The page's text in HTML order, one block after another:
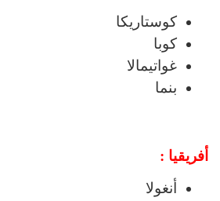
كوستاريكا
كوبا
غواتيمالا
بنما
أفريقيا :
أنغولا